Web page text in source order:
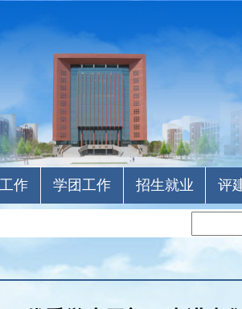
作 学团工作 招生就业 评